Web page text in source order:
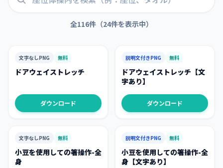
全116件（24件を表示中）
文字なしPNG 無料
ドアウェイストレッチ
ダウンロード
説明文付きPNG 無料
ドアウェイストレッチ【文
字あり】
ダウンロード
文字なしPNG 無料
小豆を使用しての箸操作-全
身
説明文付きPNG 無料
小豆を使用しての箸操作-全
身【文字あり】